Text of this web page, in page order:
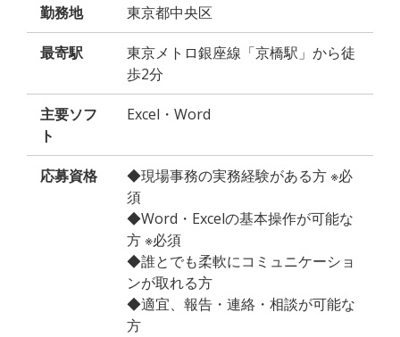
勤務地 東京都中央区
最寄駅
東京メトロ銀座線「京橋駅」から徒
歩2分
主要ソフ
ト
Excel・Word
応募資格
◆現場事務の実務経験がある方 ※必
須
◆Word・Excelの基本操作が可能な
方 ※必須
◆誰とでも柔軟にコミュニケーショ
ンが取れる方
◆適宜、報告・連絡・相談が可能な
方